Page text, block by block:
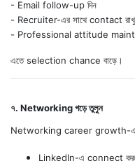
- Email follow-up দিন
- Recruiter-এর সাথে contact
- Professional attitude
এতে selection chance বাড়ে।
৭. Networking গড়ে তুলুন
Networking career growth-
LinkedIn-এ connect